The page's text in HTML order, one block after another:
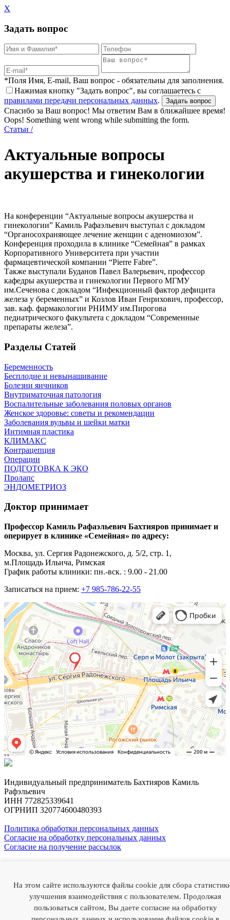
X
Задать вопрос
*Поля Имя, E-mail, Ваш вопрос - обязательны для заполнения.
Нажимая кнопку "Задать вопрос", вы соглашаетесь с
правилами передачи персональных данных.
Спасибо за Ваш вопрос! Мы ответим Вам в ближайшее время!
Oops! Something went wrong while submitting the form.
Статьи /
Актуальные вопросы
акушерства и гинекологии
На конференции “Актуальные вопросы акушерства и
гинекологии” Камиль Рафаэльевич выступал с докладом
“Органосохраняющее лечение женщин с аденомиозом”.
Конференция проходила в клинике “Семейная” в рамках
Корпоративного Университета при участии
фармацевтической компании “Pierre Fabre”.
Также выступали Буданов Павел Валерьевич, профессор
кафедры акушерства и гинекологии Первого МГМУ
им.Сеченова с докладом “Инфекционный фактор дефицита
железа у беременных” и Козлов Иван Генрихович, профессор,
зав. каф. фармакологии РНИМУ им.Пирогова
педиатрического факультета с докладом “Современные
препараты железа”.
Разделы Статей
Беременность
Бесплодие и невынашивание
Болезни яичников
Внутриматочная патология
Воспалительные заболевания половых органов
Женское здоровье: советы и рекомендации
Заболевания вульвы и шейки матки
Интимная пластика
КЛИМАКС
Контрацепция
Операции
ПОДГОТОВКА К ЭКО
Пролапс
ЭНДОМЕТРИОЗ
Доктор принимает
Профессор Камиль Рафаэльевич Бахтияров принимает и
оперирует в клинике «Семейная» по адресу:
Москва, ул. Сергия Радонежского, д. 5/2, стр. 1,
м.Площадь Ильича, Римская
График работы клиники: пн.-вск. : 9.00 - 21.00
Записаться на прием: +7 985-786-22-55
Индивидуальный предприниматель Бахтияров Камиль
Рафэльевич
ИНН 772825339641
ОГРНИП 320774600480393
Политика обработки персональных данных
Согласие на обработку персональных данных
Согласие на получение рассылок
Камиль Бахтияров
О докторе Случаи из практики Отзывы Статьи Медиа Наука
Цены
На этом сайте используются файлы cookie для сбора
улучшения взаимодействия с пользователем. Продолжая
пользоваться сайтом, Вы даете согласие на обработку